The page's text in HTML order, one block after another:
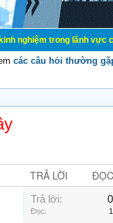
lãnh vực cơ điện,
các câu hỏi thường
TRẢ LỜI ĐỌC
Trả lời: 0
Đọc: 1